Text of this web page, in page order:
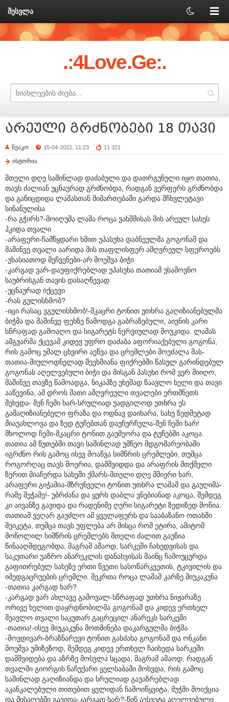
შესვლა
.:4Love.Ge:.
არეული გრძნობები 18 თავი
ნეაკო 15-04-2022, 11:23 11 321
ისტორია
მთელი დღე საშინლად დაძაბული და დათრგუნული იყო თათია,
თავს ძალიან უცნაურად გრძნობდა, რადგან ვერფერს გრძნობდა
და განიცდიდა ლაშასთან მიმართებაში გარდა მჩხვლეტავი
სინანულისა
-რა გჭირს?-მოიღუშა ლაშა როცა ვახშმისას მის არეულ სახეს
ჰკიდა თვალი
-არაფერი-ჩამწყდარი ხმით უპასუხა დაბნეულმა გოგონამ და
მაშინვე თვალი აარიდა მის თაფლისფერ ამღვრეულ სფეროებს
-უხასიათოდ მეჩვენები-არ მოეშვა ბიჭი
-კარგად ვარ-დაუფიქრებლად უპასუხა თათიამ უსამოვნო
საუბრისგან თავის დასაღწევად
-უცნაურად იქცევი
-რას გულისხმობ?
-იცი რასაც ვგულისხმობ!-მკაცრი ტონით უთხრა გაღიზიანებულმა
ბიჭმა და მაშინვე ფეხზე წამოდგა გაბრაზებული, აივნის კარი
სწრაფად გამოაღო და სიგარეტს ნერვიულად მოუკიდა. ლაშას
ამგვარმა ქცევამ კიდევ უფრო დაძაბა აფორიაქებული გოგონა,
რის გამოც უმალ ცხვირი აეწვა და ცრემლები მოეძალა მას-
თათია-მიულოდნელად შეეხმიანა ფიქრებში წასულ გარინდებულ
გოგონას აღელვებული ბიჭი და მისგან პასუხი რომ ვერ მიიღო,
მაშინვე თავზე წამოადგა, ნიკაპზე უხეშად წაავლო ხელი და თავი
ააწევინა, ამ დროს მათი ამღვრეული თვალები ერთმნეთს
შეხვდა- შენ ჩემი ხარ-სრულიად უადგილოდ უთხრა ეს
გამაღიზიანებელი ფრაზა და ოდნავ დაიხარა, სახე ზედმეტად
მიაუახლოვა და ზედ ტუჩებთან დაუჩურჩულა-შენ ჩემი ხარ!
მხოლოდ ჩემი-მკაცრი ტონით გაუმეორა და ტუჩებში აკოცა.
თათია ამ წუთებში თავი საშინლად უმწეო მდგომარეობაში
იგრძნო რის გამოც ისევ მოაწვა სიმწრის ცრემლები, თუმცა
როგორღაც თავს მოერია, დამშვიდდა და არაფრის მთქმელი
ზერით მიაჩერდა სახეში ქმარს-მთელი დღე მშიერი ხარ,
არაფერი გიჭამია-მზრუნველი ტონით უთხრა ლაშამ და გაუღიმა-
რამე შეჭამე!- უბრძანა და ყურს დაბლა ვნებიანად აკოცა, შემდეგ
კი აივანზე გავიდა და რადენიმე ღერი სიგარეტი ზედიზედ მოწია.
თათიამ ვეღარ გაუძლო ამ ყველაფერს და სააბაზანო ოთახში
შეიკეტა, თუმცა თავს უფლება არ მისცა რომ ეტირა, ამიტომ
მოწოლილ სიმწრის ცრემლებს მთელი ძალით გაუწია
წინააღმდეგობდა, მაგრამ ამაოდ, სარკეში ჩახედვისას და
საკუთარი უაზრო ანარეკლის დანახვისას მაინც ჩამოუცურდა
გაფითრებულ სახეზე ერთი წვეთი სასოწარკვეთის, ტკივილის და
იმედგაცრუების ცრემლი. შეკრთა როცა ლაშამ კარზე მიუკაკუნა
-თათია კარგად ხარ?
-კარგად ვარ ახლავე გამოვალ-სწრაფად უთხრა ნიჟარაზე
ორივე ხელით დაყრდნობილმა გოგონამ და კიდევ ერთხელ
შეავლო თვალი საკუთარ გაცრეცილ ანარეკს სარკეში
-თათია!-ისევ მიუკაკუნა მოთმინება დაკარგულმა ბიჭმა
-მოვდივარ-ბრაზნარევი ტონით გასძახა გოგონამ და ონკანი
მოუშვა უმიზეზოდ, შემდეგ კიდევ ერთხელ ჩაიხედა სარკეში.
დამშვიდება და აზრზე მოსვლა სცადა, მაგრამ ამაოდ, რადგან
თვალში გიორგის ნაჩუქარი ყელსაბამი მოხვდა, რის გამოც
საშინლად გაღიზიანდა და სრულიად გაუაზრებლად
აკანკალებული თითებით ყელიდან ჩამოიწყვიტა, მუჭში მოიქცია
და მისაღებში გავიდა-კარგად ხარ?-წინ აესვეტა აღელვებული